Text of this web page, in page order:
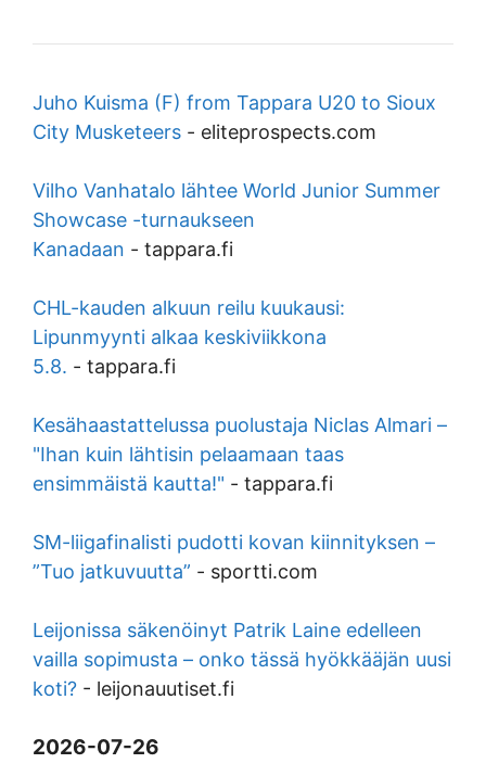
Juho Kuisma (F) from Tappara U20 to Sioux
City Musketeers - eliteprospects.com
Vilho Vanhatalo lähtee World Junior Summer
Showcase -turnaukseen
Kanadaan - tappara.fi
CHL-kauden alkuun reilu kuukausi:
Lipunmyynti alkaa keskiviikkona
5.8. - tappara.fi
Kesähaastattelussa puolustaja Niclas Almari –
"Ihan kuin lähtisin pelaamaan taas
ensimmäistä kautta!" - tappara.fi
SM-liigafinalisti pudotti kovan kiinnityksen –
”Tuo jatkuvuutta” - sportti.com
Leijonissa säkenöinyt Patrik Laine edelleen
vailla sopimusta – onko tässä hyökkääjän uusi
koti? - leijonauutiset.fi
2026-07-26